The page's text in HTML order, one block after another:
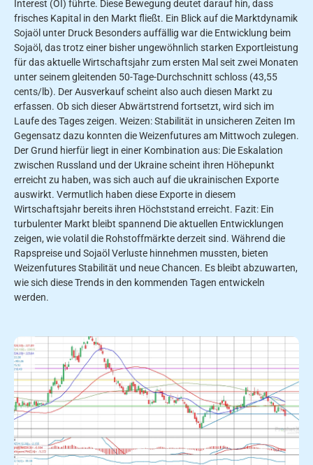
Interest (OI) führte. Diese Bewegung deutet darauf hin, dass
frisches Kapital in den Markt fließt. Ein Blick auf die Marktdynamik
Sojaöl unter Druck Besonders auffällig war die Entwicklung beim
Sojaöl, das trotz einer bisher ungewöhnlich starken Exportleistung
für das aktuelle Wirtschaftsjahr zum ersten Mal seit zwei Monaten
unter seinem gleitenden 50-Tage-Durchschnitt schloss (43,55
cents/lb). Der Ausverkauf scheint also auch diesen Markt zu
erfassen. Ob sich dieser Abwärtstrend fortsetzt, wird sich im
Laufe des Tages zeigen. Weizen: Stabilität in unsicheren Zeiten Im
Gegensatz dazu konnten die Weizenfutures am Mittwoch zulegen.
Der Grund hierfür liegt in einer Kombination aus: Die Eskalation
zwischen Russland und der Ukraine scheint ihren Höhepunkt
erreicht zu haben, was sich auch auf die ukrainischen Exporte
auswirkt. Vermutlich haben diese Exporte in diesem
Wirtschaftsjahr bereits ihren Höchststand erreicht. Fazit: Ein
turbulenter Markt bleibt spannend Die aktuellen Entwicklungen
zeigen, wie volatil die Rohstoffmärkte derzeit sind. Während die
Rapspreise und Sojaöl Verluste hinnehmen mussten, bieten
Weizenfutures Stabilität und neue Chancen. Es bleibt abzuwarten,
wie sich diese Trends in den kommenden Tagen entwickeln
werden.